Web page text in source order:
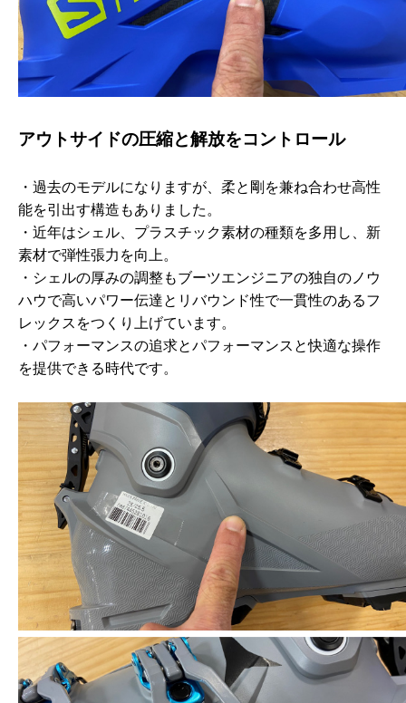
アウトサイドの圧縮と解放をコントロール
・過去のモデルになりますが、柔と剛を兼ね合わせ高性
能を引出す構造もありました。
・近年はシェル、プラスチック素材の種類を多用し、新
素材で弾性張力を向上。
・シェルの厚みの調整もブーツエンジニアの独自のノウ
ハウで高いパワー伝達とリバウンド性で一貫性のあるフ
レックスをつくり上げています。
・パフォーマンスの追求とパフォーマンスと快適な操作
を提供できる時代です。